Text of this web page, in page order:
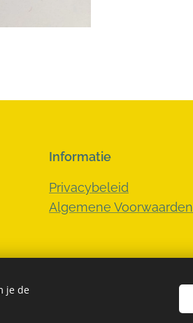
Informatie
Privacybeleid
Algemene Voorwaarden
je de